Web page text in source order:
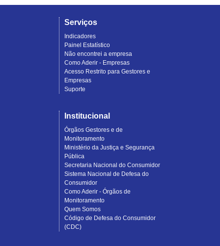
Serviços
Indicadores
Painel Estatístico
Não encontrei a empresa
Como Aderir - Empresas
Acesso Restrito para Gestores e
Empresas
Suporte
Institucional
Órgãos Gestores e de
Monitoramento
Ministério da Justiça e Segurança
Pública
Secretaria Nacional do Consumidor
Sistema Nacional de Defesa do
Consumidor
Como Aderir - Órgãos de
Monitoramento
Quem Somos
Código de Defesa do Consumidor
(CDC)